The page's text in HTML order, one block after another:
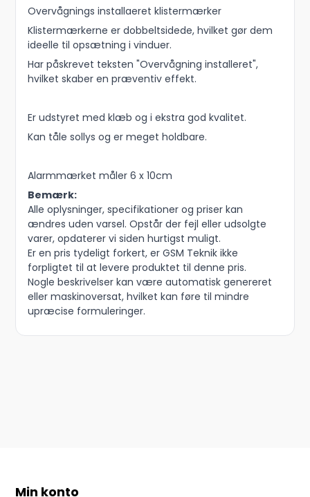
Overvågnings installaeret klistermærker
Klistermærkerne er dobbeltsidede, hvilket gør dem
ideelle til opsætning i vinduer.
Har påskrevet teksten "Overvågning installeret",
hvilket skaber en præventiv effekt.
Er udstyret med klæb og i ekstra god kvalitet.
Kan tåle sollys og er meget holdbare.
Alarmmærket måler 6 x 10cm
Bemærk:
Alle oplysninger, specifikationer og priser kan
ændres uden varsel. Opstår der fejl eller udsolgte
varer, opdaterer vi siden hurtigst muligt.
Er en pris tydeligt forkert, er GSM Teknik ikke
forpligtet til at levere produktet til denne pris.
Nogle beskrivelser kan være automatisk genereret
eller maskinoversat, hvilket kan føre til mindre
upræcise formuleringer.
Min konto